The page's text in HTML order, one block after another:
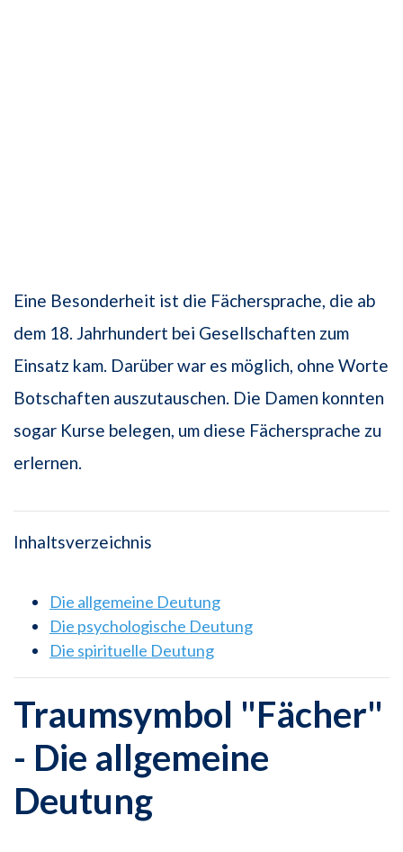
Eine Besonderheit ist die Fächersprache, die ab
dem 18. Jahrhundert bei Gesellschaften zum
Einsatz kam. Darüber war es möglich, ohne Worte
Botschaften auszutauschen. Die Damen konnten
sogar Kurse belegen, um diese Fächersprache zu
erlernen.
Inhaltsverzeichnis
Die allgemeine Deutung
Die psychologische Deutung
Die spirituelle Deutung
Traumsymbol "Fächer"
- Die allgemeine
Deutung